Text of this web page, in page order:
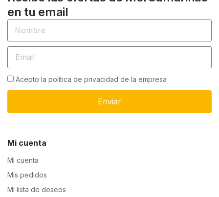
en tu email
Acepto la política de privacidad de la empresa
Enviar
Mi cuenta
Mi cuenta
Mis pedidos
Mi lista de deseos